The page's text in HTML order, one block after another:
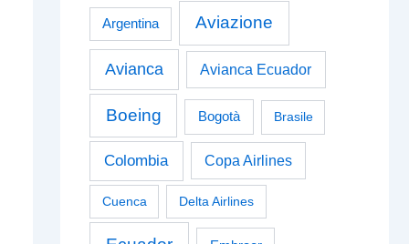
Argentina Aviazione
Avianca Avianca Ecuador
Boeing Bogotà Brasile
Colombia Copa Airlines
Cuenca Delta Airlines